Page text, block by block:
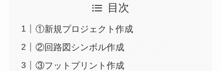
目次
①新規プロジェクト作成
②回路図シンボル作成
③フットプリント作成